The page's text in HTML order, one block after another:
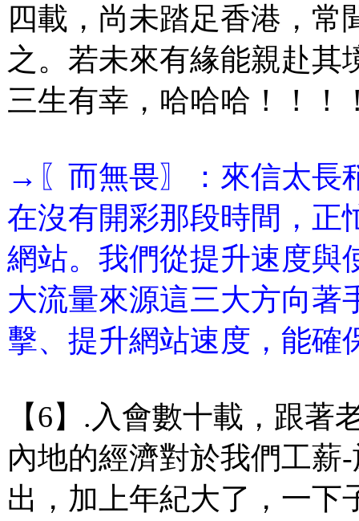
四載，尚未踏足香港，
之。若未來有緣能親赴其
三生有幸，哈哈哈！！！
→〖而無畏〗：來信太長
在沒有開彩那段時間，正
網站。我們從提升速度與
大流量來源這三大方向著
擊、提升網站速度，能確
【6】.入會數十載，跟
內地的經濟對於我們工薪
出，加上年紀大了，一下